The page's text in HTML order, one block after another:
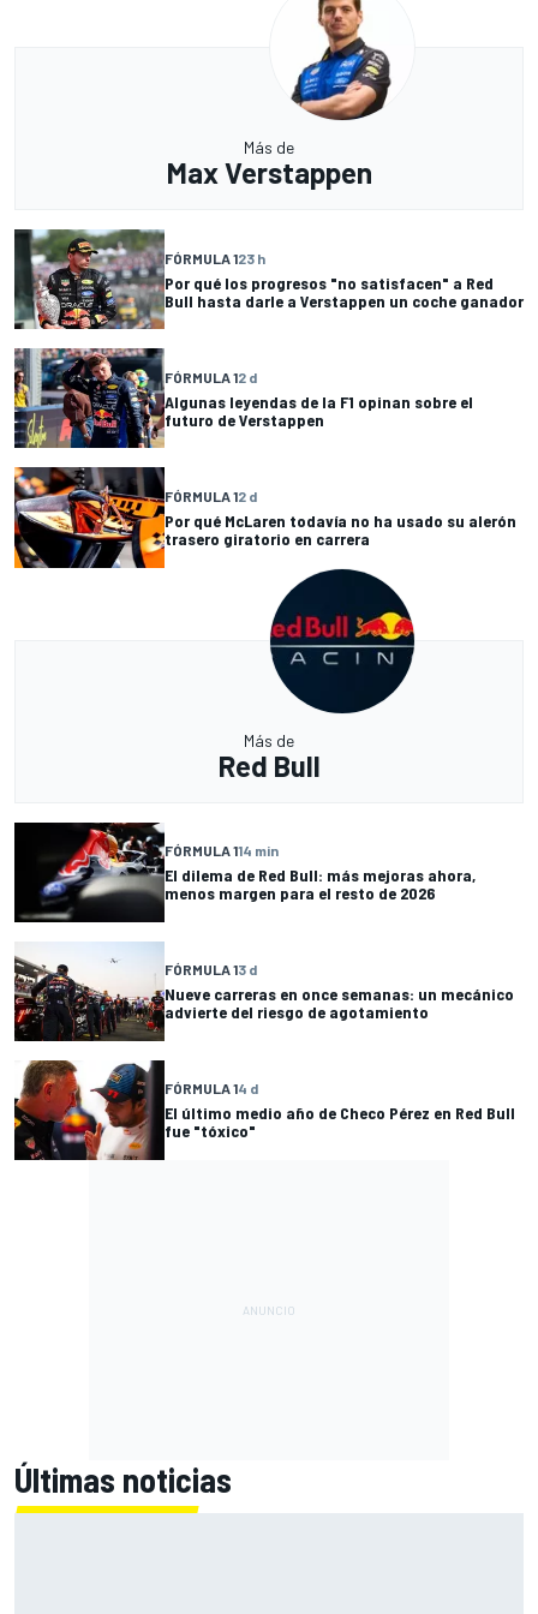
Más de
Max Verstappen
FÓRMULA 123 h
Por qué los progresos "no satisfacen" a Red
Bull hasta darle a Verstappen un coche ganador
FÓRMULA 12 d
Algunas leyendas de la F1 opinan sobre el
futuro de Verstappen
FÓRMULA 12 d
Por qué McLaren todavía no ha usado su alerón
trasero giratorio en carrera
Más de
Red Bull
FÓRMULA 114 min
El dilema de Red Bull: más mejoras ahora,
menos margen para el resto de 2026
FÓRMULA 13 d
Nueve carreras en once semanas: un mecánico
advierte del riesgo de agotamiento
FÓRMULA 14 d
El último medio año de Checo Pérez en Red Bull
fue "tóxico"
Últimas noticias